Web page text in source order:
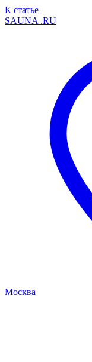
К статье
SAUNA .RU
Москва